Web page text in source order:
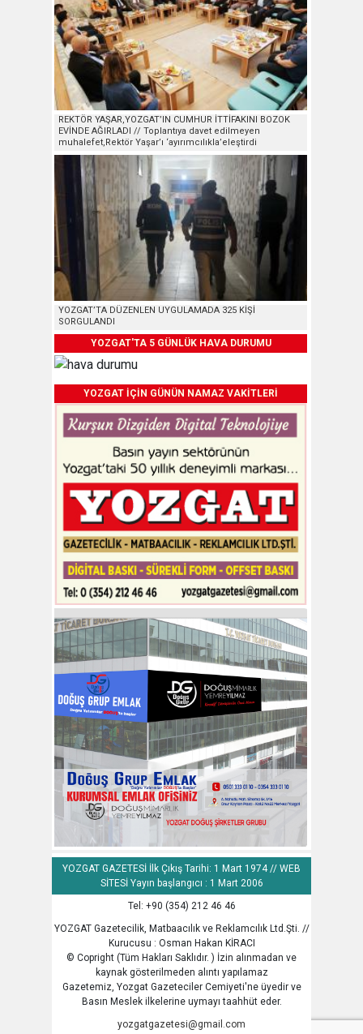
REKTÖR YAŞAR,YOZGAT’IN CUMHUR İTTİFAKINI BOZOK
EVİNDE AĞIRLADI // Toplantıya davet edilmeyen
muhalefet,Rektör Yaşar’ı ‘ayırımcılıkla’eleştirdi
YOZGAT’TA DÜZENLEN UYGULAMADA 325 KİŞİ
SORGULANDI
YOZGAT'TA 5 GÜNLÜK HAVA DURUMU
YOZGAT İÇİN GÜNÜN NAMAZ VAKİTLERİ
YOZGAT GAZETESİ İlk Çıkış Tarihi: 1 Mart 1974 // WEB
SİTESİ Yayın başlangıcı : 1 Mart 2006
Tel: +90 (354) 212 46 46
YOZGAT Gazetecilik, Matbaacılık ve Reklamcılık Ltd.Şti. //
Kurucusu : Osman Hakan KİRACI
© Copright (Tüm Hakları Saklıdır. ) İzin alınmadan ve
kaynak gösterilmeden alıntı yapılamaz
Gazetemiz, Yozgat Gazeteciler Cemiyeti'ne üyedir ve
Basın Meslek ilkelerine uymayı taahhüt eder.
yozgatgazetesi@gmail.com